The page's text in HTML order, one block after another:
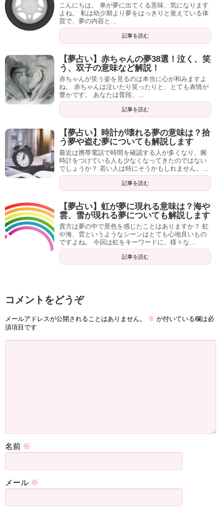
こんにちは。 車が夢に出てくる意味、気になります
よね。 私は幼少期より夢をはっきりと覚えている体
質で、夢の内容と...
記事を読む
【夢占い】赤ちゃんの夢38選！泣く、笑
う、双子の意味など解説！
赤ちゃんが笑う姿を見るのは本当に心が和みますよ
ね。 赤ちゃんは泣いたり笑ったりと、とても表情が
豊かです。 あなたは普段、...
記事を読む
【夢占い】時計が壊れる夢の意味は？拾
う夢や盗む夢についても解説します
最近は携帯電話で時間を確認する人が多くなり、腕
時計をつけている人も少なくなってきたのではない
でしょうか？ 若い人は特にそうかもしれません。...
記事を読む
【夢占い】虹が夢に現れる意味は？海や
雲、雪が現れる夢についても解説します
貴方は夢の中で景色を感じたことはありますか？ 虹
や海、雲というようなシーンはとても心地良いもの
ですよね。 今回は虹をキーワードに、様々な...
記事を読む
コメントをどうぞ
メールアドレスが公開されることはありません。 ※ が付いている欄は必
須項目です
名前 ※
メール ※